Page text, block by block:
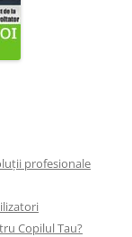
profesionale
Copilul Tau?